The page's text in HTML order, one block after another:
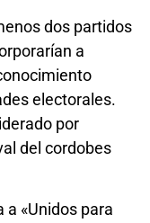
dos partidos
a
electorales.
por
del cordobes
a «Unidos para